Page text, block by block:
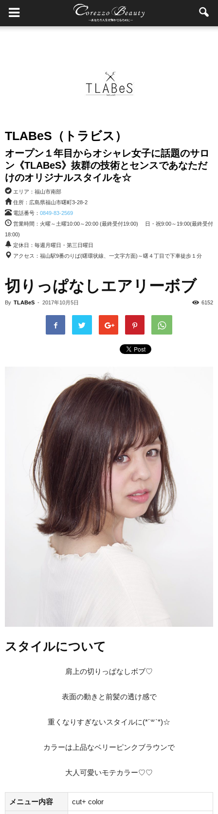
TLABeS（トラビス）
オープン１年目からオシャレ女子に話題のサロ
ン《TLABeS》抜群の技術とセンスであなただ
けのオリジナルスタイルを☆
エリア：福山市南部
住所：広島県福山市曙町3-28-2
電話番号： 0849-83-2569
営業時間：火曜～土曜10:00～20:00 (最終受付19:00) 日・祝9:00～19:00(最終受付
18:00)
定休日：毎週月曜日・第三日曜日
アクセス：福山駅9番のりば(曙環状線、一文字方面)～曙４丁目で下車徒歩１分
切りっぱなしエアリーボブ
By TLABeS - 2017年10月5日 6152
スタイルについて
肩上の切りっぱなしボブ♡
表面の動きと前髪の透け感で
重くなりすぎないスタイルに(*´꒳`*)☆
カラーは上品なベリーピンクブラウンで
大人可愛いモテカラー♡♡
メニュー内容 cut+ color